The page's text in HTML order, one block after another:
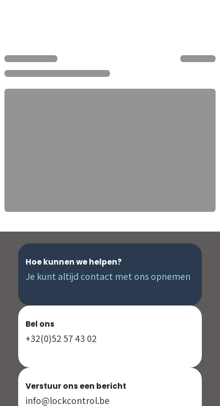
Hoe kunnen we helpen?
Je kunt altijd contact met ons opnemen
Bel ons
+32(0)52 57 43 02
Verstuur ons een bericht
info@lockcontrol.be